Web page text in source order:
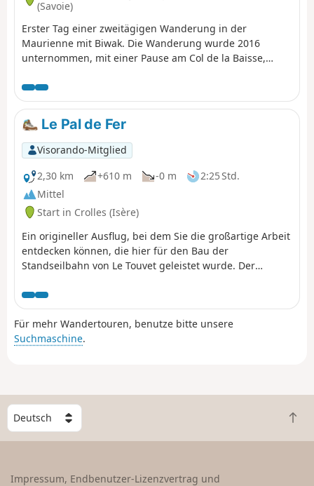
(Savoie)
Erster Tag einer zweitägigen Wanderung in der
Maurienne mit Biwak. Die Wanderung wurde 2016
unternommen, mit einer Pause am Col de la Baisse,
einer letzten am Chalet du Tovet. Anmerkung: Die
angezeigte Route stammt von meiner GPS-Uhr, die ich
nie angehalten habe, was die Schleifen an einigen
Stellen erklärt.
Le Pal de Fer
Visorando-Mitglied
2,30 km
+610 m -0 m
2:25 Std.
Mittel
Start in Crolles (Isère)
Ein origineller Ausflug, bei dem Sie die großartige Arbeit
entdecken können, die hier für den Bau der
Standseilbahn von Le Touvet geleistet wurde. Der
schonen, mit der Standseilbahn. (Achtung): Diese Route
ist derzeit gesperrt, siehe Erläuterungen hier
(Anmerkung eines Wanderers) vom 18. Juni 2023: kleiner
schwieriger Abschnitt: die Überquerung der Geröllhalde,
Für mehr Wandertouren, benutze bitte unsere
Suchmaschine.
W
ä
h
Z
u
Impressum, Endbenutzer-Lizenzvertrag und